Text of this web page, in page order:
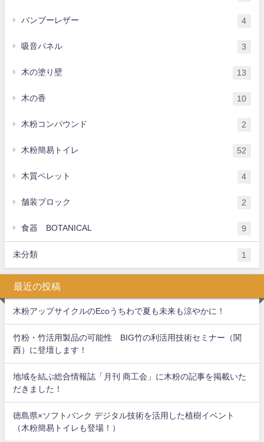
バンブーレザー 4
吸音パネル 3
木の塗り壁 13
木の香 10
木粉コンパウンド 2
木粉簡易トイレ 52
木質ペレット 4
舗装ブロック 2
食器 BOTANICAL 9
未分類 1
最近の投稿
木粉アップサイクルのEcoうちわで夏も未来も涼やかに！
竹粉・竹活用製品の可能性 BIG竹の利活用技術セミナー（関
西）に登壇します！
地域を結ぶ総合情報誌「月刊 商工会」に木粉の記事を掲載いた
だきました！
徳島県×ソフトバンク デジタル技術を活用した植樹イベント
（木粉簡易トイレも登場！）